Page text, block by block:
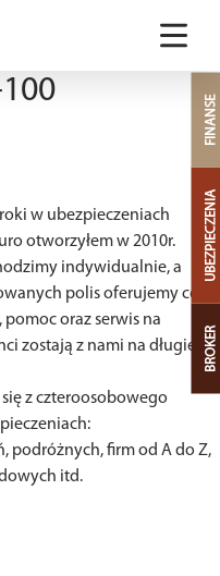
BROKER
UBEZPIECZENIA
FINANSE
w ubezpieczeniach
otworzyłem w 2010r.
indywidualnie, a
polis oferujemy coś
oraz serwis na
zostają z nami na długie
z czteroosobowego
podróżnych, firm od A do Z,
itd.